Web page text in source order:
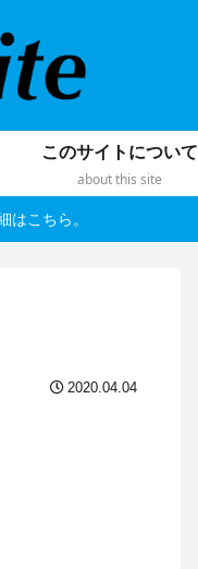
このサイトについて
about this site
はこちら。
2020.04.04